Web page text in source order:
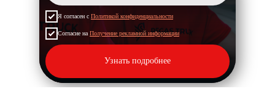
Я согласен с Политикой конфиденциальности
Согласие на Получение рекламной информации
Узнать подробнее